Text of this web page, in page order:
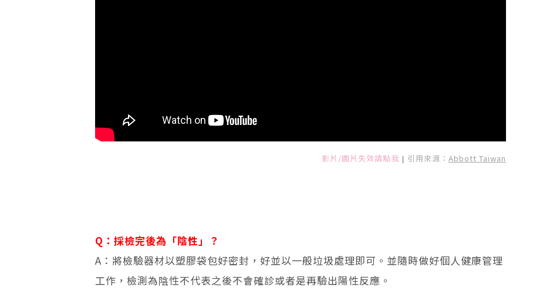
影片/圖片失效請點我 | 引用來源： Abbott Taiwan
Q：採檢完後為「陰性」？
A：將檢驗器材以塑膠袋包好密封，好並以一般垃圾處理即可。並隨時做好個人健康管理
工作，檢測為陰性不代表之後不會確診或者是再驗出陽性反應。